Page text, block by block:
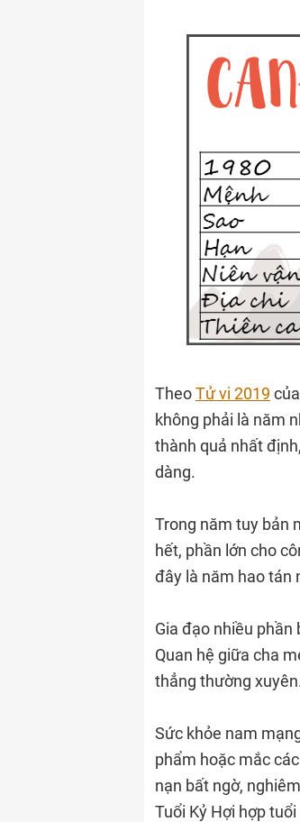
TheoTử vi 2019
không phải là năm
thành quả nhất
dàng.
Trong năm tuy bản
hết, phần lớn cho
đây là năm hao tán
Gia đạo nhiều
Quan hệ giữa cha
thẳng thường
Sức khỏe nam
phẩm hoặc mắc
nạn bất ngờ,
Tuổi Kỷ Hợi hợp